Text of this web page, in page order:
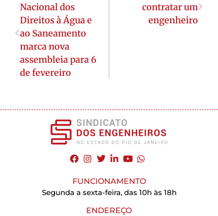
Nacional dos
Direitos à Água e
ao Saneamento
marca nova
assembleia para 6
de fevereiro
contratar um
engenheiro
FUNCIONAMENTO
Segunda a sexta-feira, das 10h às 18h
ENDEREÇO